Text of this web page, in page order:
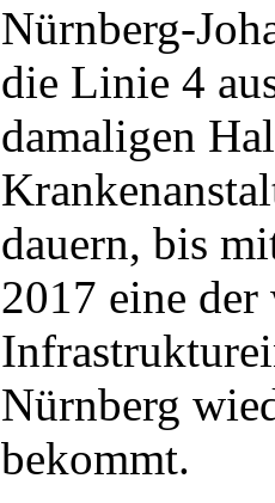
Nürnberg-
die Linie 4
damaligen
dauern, bis
2017 eine
Nürnberg
bekommt.